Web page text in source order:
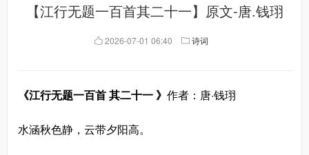
【江行无题一百首其二十一】原文-唐.钱珝
2026-07-01 06:40 诗词
《江行无题一百首 其二十一 》 作者：唐·钱珝
水涵秋色静，云带夕阳高。